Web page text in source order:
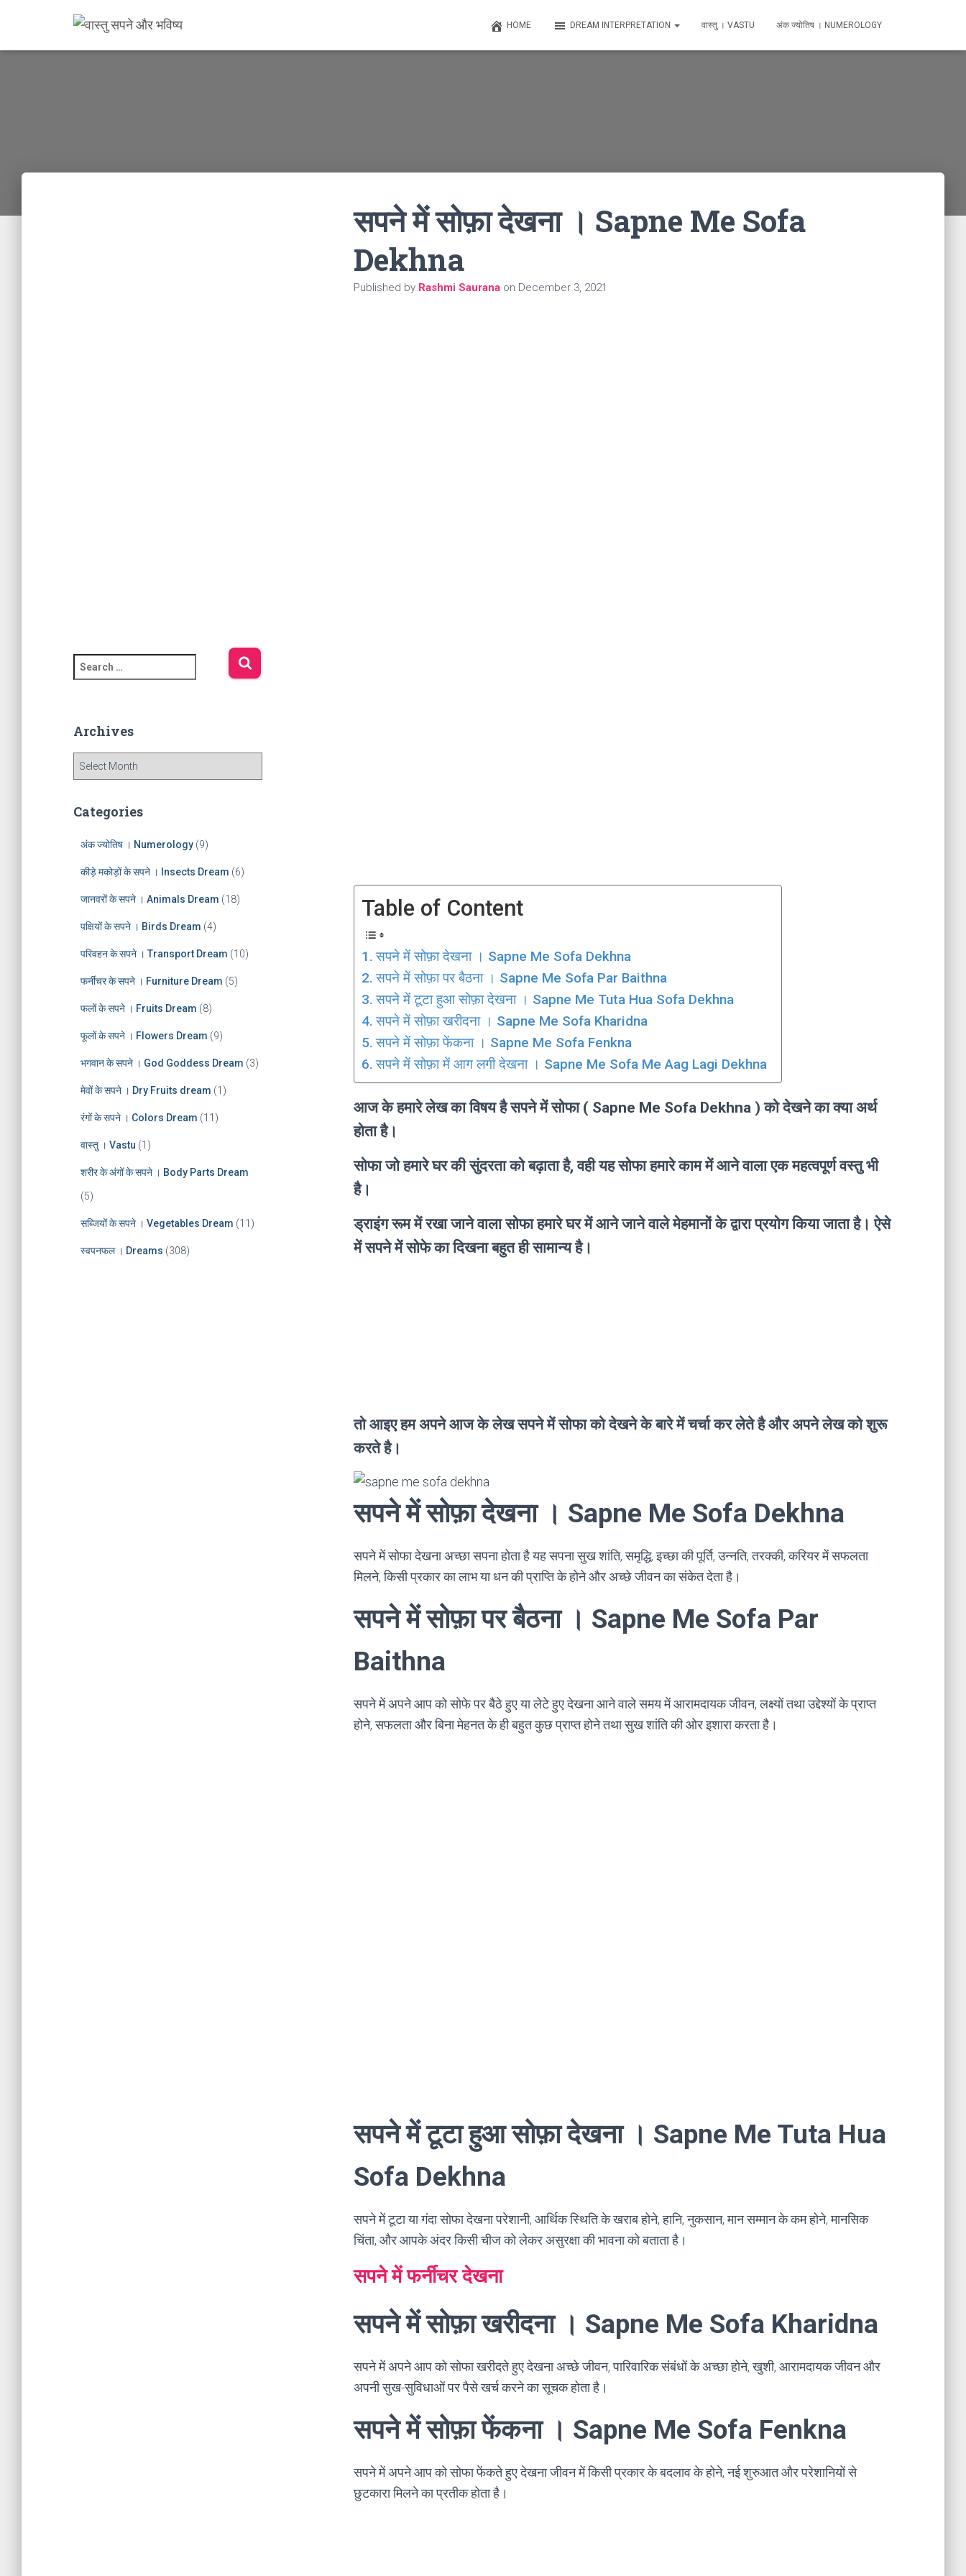
HOME DREAM INTERPRETATION वास्तु । VASTU अंक ज्योतिष । NUMEROLOGY
e
c
f
Archives
h
Categories
अंक ज्योतिष । Numerology (9)
कीड़े मकोड़ों के सपने । Insects Dream (6)
जानवरों के सपने । Animals Dream (18)
पक्षियों के सपने । Birds Dream (4)
परिवहन के सपने । Transport Dream (10)
फर्नीचर के सपने । Furniture Dream (5)
फलों के सपने । Fruits Dream (8)
फूलों के सपने । Flowers Dream (9)
भगवान के सपने । God Goddess Dream (3)
मेवों के सपने । Dry Fruits dream (1)
रंगों के सपने । Colors Dream (11)
वास्तु । Vastu (1)
शरीर के अंगों के सपने । Body Parts Dream
(5)
सब्जियों के सपने । Vegetables Dream (11)
स्वपनफल । Dreams (308)
सपने में सोफ़ा देखना । Sapne Me Sofa
Dekhna
Published by Rashmi Saurana on December 3, 2021
Table of Content
सपने में सोफ़ा देखना । Sapne Me Sofa Dekhna
सपने में सोफ़ा पर बैठना । Sapne Me Sofa Par Baithna
सपने में टूटा हुआ सोफ़ा देखना । Sapne Me Tuta Hua Sofa Dekhna
सपने में सोफ़ा खरीदना । Sapne Me Sofa Kharidna
सपने में सोफ़ा फेंकना । Sapne Me Sofa Fenkna
सपने में सोफ़ा में आग लगी देखना । Sapne Me Sofa Me Aag Lagi Dekhna
आज के हमारे लेख का विषय है सपने में सोफा ( Sapne Me Sofa Dekhna ) को देखने का क्या अर्थ
होता है।
सोफा जो हमारे घर की सुंदरता को बढ़ाता है, वही यह सोफा हमारे काम में आने वाला एक महत्वपूर्ण वस्तु भी
है।
ड्राइंग रूम में रखा जाने वाला सोफा हमारे घर में आने जाने वाले मेहमानों के द्वारा प्रयोग किया जाता है। ऐसे
में सपने में सोफे का दिखना बहुत ही सामान्य है।
तो आइए हम अपने आज के लेख सपने में सोफा को देखने के बारे में चर्चा कर लेते है और अपने लेख को शुरू
करते है।
सपने में सोफ़ा देखना । Sapne Me Sofa Dekhna
सपने में सोफा देखना अच्छा सपना होता है यह सपना सुख शांति, समृद्धि, इच्छा की पूर्ति, उन्नति, तरक्की, करियर में सफलता
मिलने, किसी प्रकार का लाभ या धन की प्राप्ति के होने और अच्छे जीवन का संकेत देता है।
सपने में सोफ़ा पर बैठना । Sapne Me Sofa Par
Baithna
सपने में अपने आप को सोफे पर बैठे हुए या लेटे हुए देखना आने वाले समय में आरामदायक जीवन, लक्ष्यों तथा उद्देश्यों के प्राप्त
होने, सफलता और बिना मेहनत के ही बहुत कुछ प्राप्त होने तथा सुख शांति की ओर इशारा करता है।
सपने में टूटा हुआ सोफ़ा देखना । Sapne Me Tuta Hua
Sofa Dekhna
सपने में टूटा या गंदा सोफा देखना परेशानी, आर्थिक स्थिति के खराब होने, हानि, नुकसान, मान सम्मान के कम होने, मानसिक
चिंता, और आपके अंदर किसी चीज को लेकर असुरक्षा की भावना को बताता है।
सपने में फर्नीचर देखना
सपने में सोफ़ा खरीदना । Sapne Me Sofa Kharidna
सपने में अपने आप को सोफा खरीदते हुए देखना अच्छे जीवन, पारिवारिक संबंधों के अच्छा होने, खुशी, आरामदायक जीवन और
अपनी सुख-सुविधाओं पर पैसे खर्च करने का सूचक होता है।
सपने में सोफ़ा फेंकना । Sapne Me Sofa Fenkna
सपने में अपने आप को सोफा फेंकते हुए देखना जीवन में किसी प्रकार के बदलाव के होने, नई शुरुआत और परेशानियों से
छुटकारा मिलने का प्रतीक होता है।